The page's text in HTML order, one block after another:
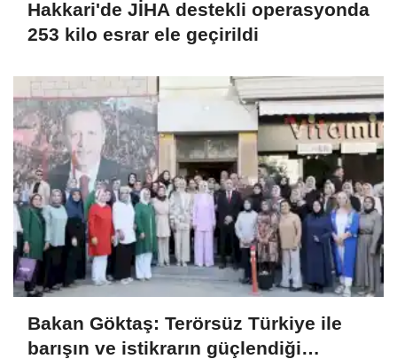
Hakkari'de JİHA destekli operasyonda
253 kilo esrar ele geçirildi
Bakan Göktaş: Terörsüz Türkiye ile
barışın ve istikrarın güçlendiği